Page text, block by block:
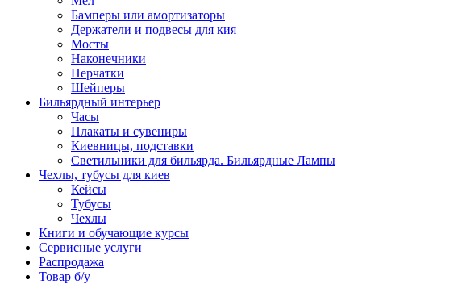
Бамперы или амортизаторы
Держатели и подвесы для кия
Мосты
Наконечники
Перчатки
Шейперы
Бильярдный интерьер
Часы
Плакаты и сувениры
Киевницы, подставки
Светильники для бильярда. Бильярдные Лампы
Чехлы, тубусы для киев
Кейсы
Тубусы
Чехлы
Книги и обучающие курсы
Сервисные услуги
Распродажа
Товар б/у